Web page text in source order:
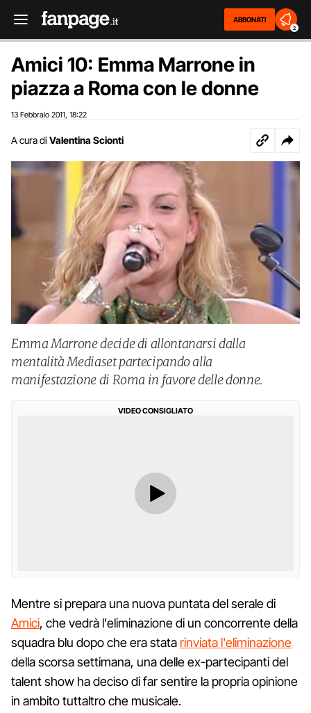
ABBONATI
2
Amici 10: Emma Marrone in
piazza a Roma con le donne
13 Febbraio 2011 18:22
A cura di Valentina Scionti
Emma Marrone decide di allontanarsi dalla
mentalità Mediaset partecipando alla
manifestazione di Roma in favore delle donne.
VIDEO CONSIGLIATO
Mentre si prepara una nuova puntata del serale di
Amici, che vedrà l'eliminazione di un concorrente della
squadra blu dopo che era stata rinviata l'eliminazione
della scorsa settimana, una delle ex-partecipanti del
talent show ha deciso di far sentire la propria opinione
in ambito tuttaltro che musicale.